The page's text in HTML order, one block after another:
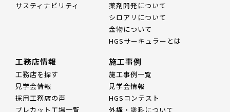
サスティナビリティ
薬剤開発について
シロアリについて
金物について
HGSサーキュラーとは
工務店情報
工務店を探す
見学会情報
採用工務店の声
プレカット工場一覧
施工事例
施工事例一覧
見学会情報
HGSコンテスト
外構・塗料について